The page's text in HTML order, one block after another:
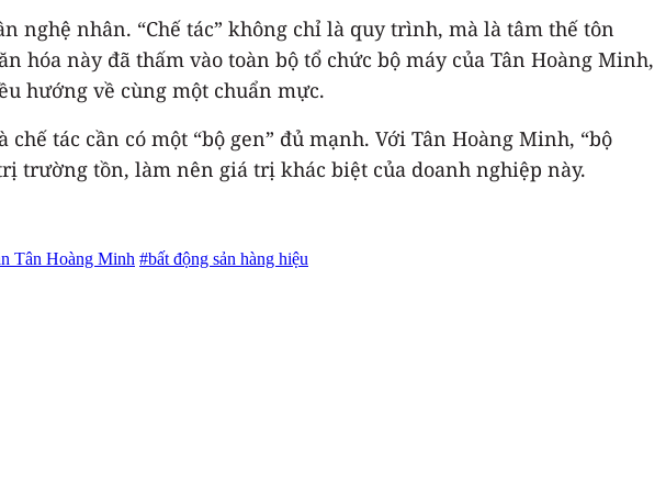
nghệ nhân. “Chế tác” không chỉ là quy trình, mà là tâm thế tôn
hóa này đã thấm vào toàn bộ tổ chức bộ máy của Tân Hoàng Minh,
hướng về cùng một chuẩn mực.
tác cần có một “bộ gen” đủ mạnh. Với Tân Hoàng Minh, “bộ
trường tồn, làm nên giá trị khác biệt của doanh nghiệp này.
Tân Hoàng Minh #bất động sản hàng hiệu